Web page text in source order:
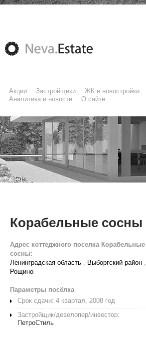
Акции Застройщики ЖК и новостройки
Аналитика и новости
О сайте
Корабельные сосны
Адрес коттеджного поселка Корабельные
сосны:
Ленинградская область , Выборгский район ,
Рощино
Параметры посёлка
Срок сдачи: 4 квартал, 2008 год
Застройщик/девелопер/инвестор:
ПетроСтиль